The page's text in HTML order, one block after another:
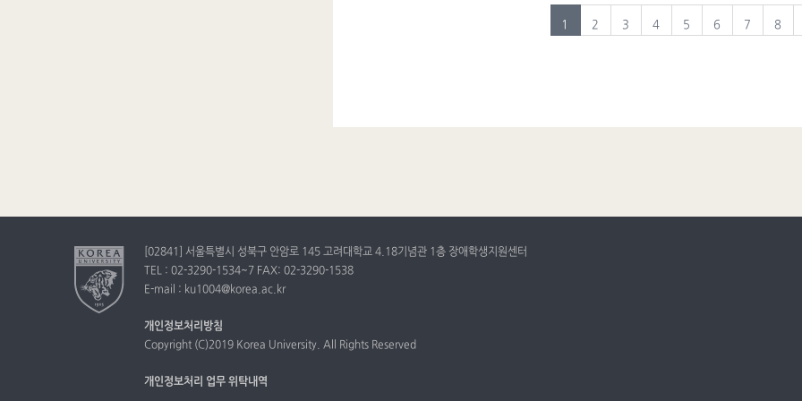
1 2 3 4 5 6 7 8
[02841] 서울특별시 성북구 안암로 145 고려대학교 4.18기념관 1층 장애학생지원센터
TEL : 02-3290-1534~7 FAX: 02-3290-1538
E-mail : ku1004@korea.ac.kr
개인정보처리방침
Copyright (C)2019 Korea University. All Rights Reserved
개인정보처리 업무 위탁내역